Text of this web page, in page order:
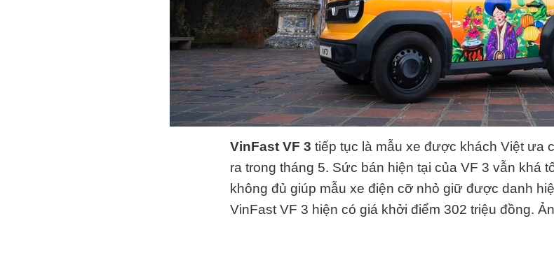
VinFast VF 3 tiếp tục là mẫu xe được khách Việt ưa
ra trong tháng 5. Sức bán hiện tại của VF 3 vẫn khá
không đủ giúp mẫu xe điện cỡ nhỏ giữ được danh
VinFast VF 3 hiện có giá khởi điểm 302 triệu đồng.